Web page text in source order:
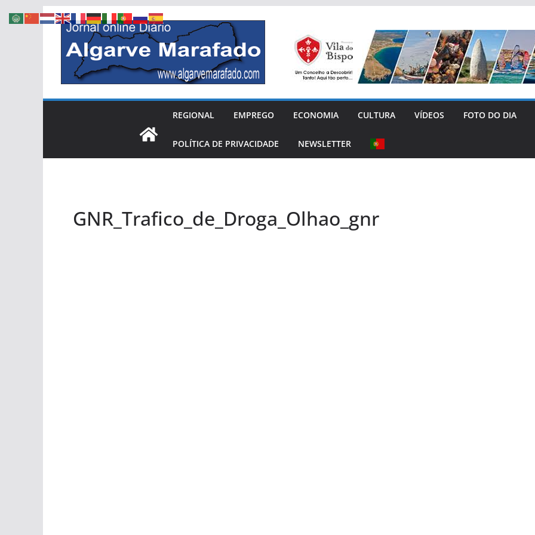
Skip
content
REGIONAL EMPREGO ECONOMIA CULTURA VÍDEOS FOTO DO DIA
POLÍTICA DE PRIVACIDADE NEWSLETTER
GNR_Trafico_de_Droga_Olhao_gnr